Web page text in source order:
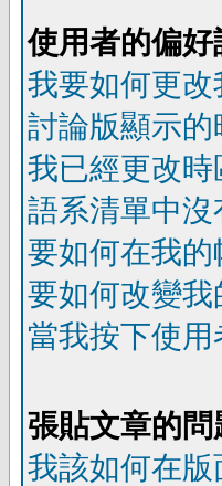
使用者的偏好
我要如何更
討論版顯示
我已經更改
語系清單中
要如何在我
要如何改變我
當我按下使
張貼文章的問
我該如何在